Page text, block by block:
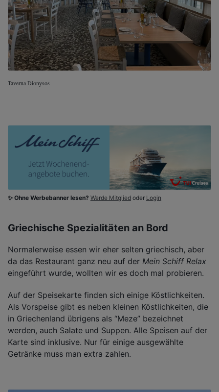
Taverna Dionysos
✨ Ohne Werbebanner lesen? Werde Mitglied oder Login
Griechische Spezialitäten an Bord
Normalerweise essen wir eher selten griechisch, aber
da das Restaurant ganz neu auf der Mein Schiff Relax
eingeführt wurde, wollten wir es doch mal probieren.
Auf der Speisekarte finden sich einige Köstlichkeiten.
Als Vorspeise gibt es neben kleinen Köstlichkeiten, die
in Griechenland übrigens als “Meze” bezeichnet
werden, auch Salate und Suppen. Alle Speisen auf der
Karte sind inklusive. Nur für einige ausgewählte
Getränke muss man extra zahlen.